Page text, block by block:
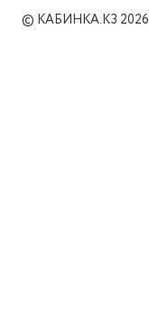
© КАБИНКА.КЗ 2026